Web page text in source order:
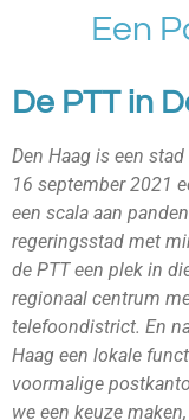
de
Een
De PTT in
Den Haag is een
16 september 2021
een scala aan
regeringsstad met
de PTT een plek in
regionaal centrum
telefoondistrict. En
Haag een lokale
voormalige
we een keuze